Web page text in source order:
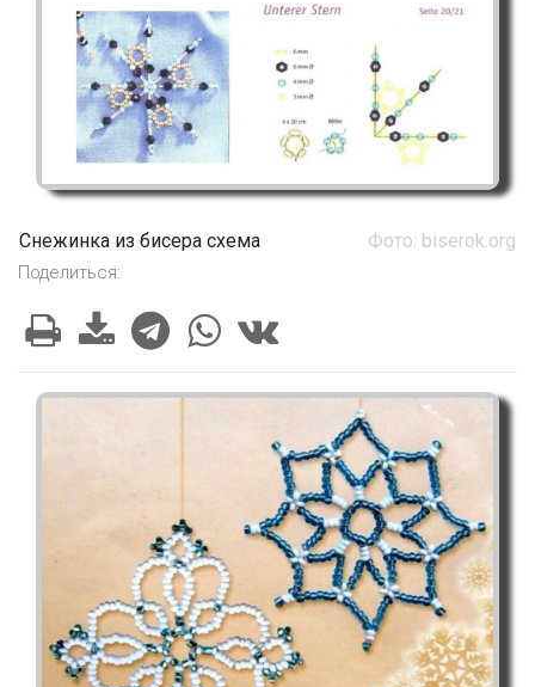
Снежинка из бисера схема Фото: biserok.org
Поделиться: